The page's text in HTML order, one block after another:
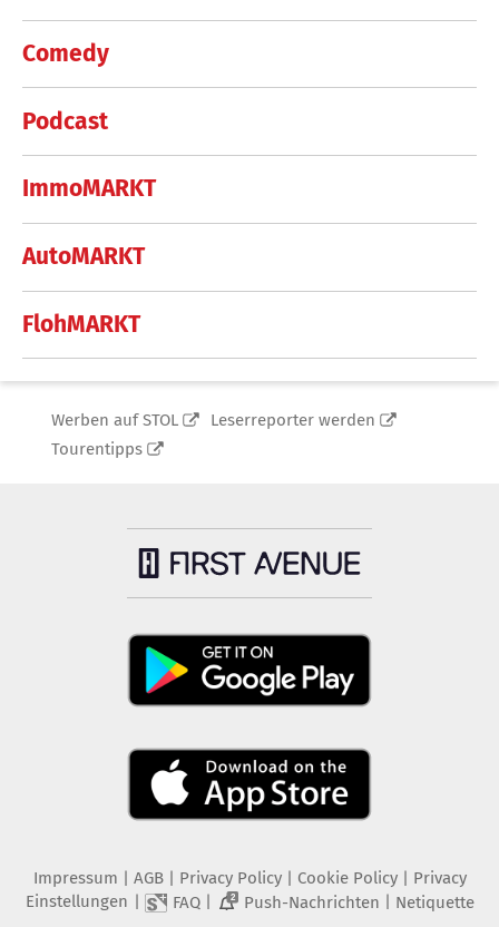
Comedy
Podcast
ImmoMARKT
AutoMARKT
FlohMARKT
Werben auf STOL
Leserreporter werden
Tourentipps
Impressum AGB Privacy Policy| Cookie Policy| Privacy
Einstellungen
FAQ| 2 Push-Nachrichten Netiquette